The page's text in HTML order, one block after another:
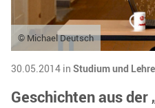
© Michael Deutsch
30.05.2014 in Studium und
Geschichten aus der